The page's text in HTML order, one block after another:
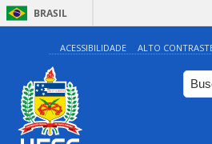
BRASIL
ACESSIBILIDADE ALTO